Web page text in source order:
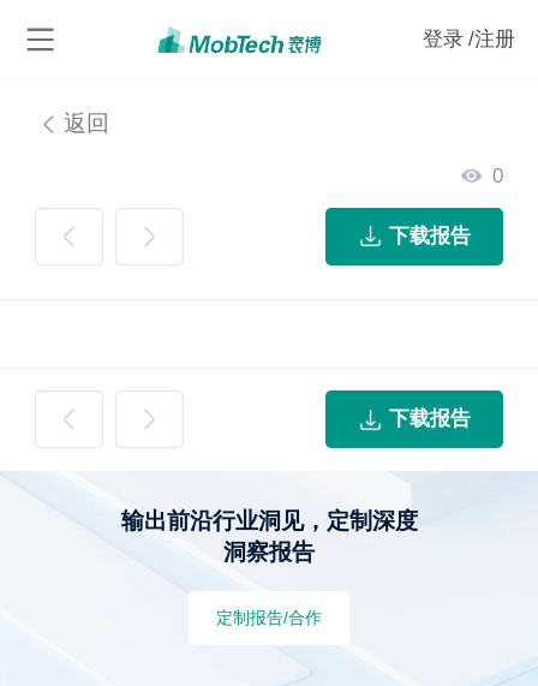
登录 /注册
返回
0
下载报告
下载报告
输出前沿行业洞见，定制深度
洞察报告
定制报告/合作